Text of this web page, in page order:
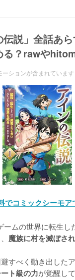
説」全話あ
る？rawや
ーションが含まれています
でコミックシーモア
ームの世界に転生し
魔族に村を滅ぼさ
すべく動き出した
ト級の力が覚醒し